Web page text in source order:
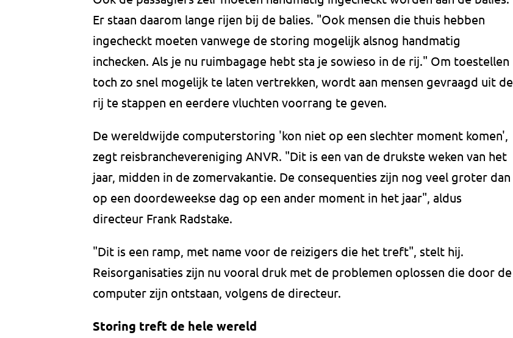
Er staan daarom lange rijen bij de balies. "Ook mensen die thuis hebben
ingecheckt moeten vanwege de storing mogelijk alsnog handmatig
inchecken. Als je nu ruimbagage hebt sta je sowieso in de rij." Om toestellen
toch zo snel mogelijk te laten vertrekken, wordt aan mensen gevraagd uit de
rij te stappen en eerdere vluchten voorrang te geven.
De wereldwijde computerstoring 'kon niet op een slechter moment komen',
zegt reisbranchevereniging ANVR. "Dit is een van de drukste weken van het
jaar, midden in de zomervakantie. De consequenties zijn nog veel groter dan
op een doordeweekse dag op een ander moment in het jaar", aldus
directeur Frank Radstake.
"Dit is een ramp, met name voor de reizigers die het treft", stelt hij.
Reisorganisaties zijn nu vooral druk met de problemen oplossen die door de
computer zijn ontstaan, volgens de directeur.
Storing treft de hele wereld